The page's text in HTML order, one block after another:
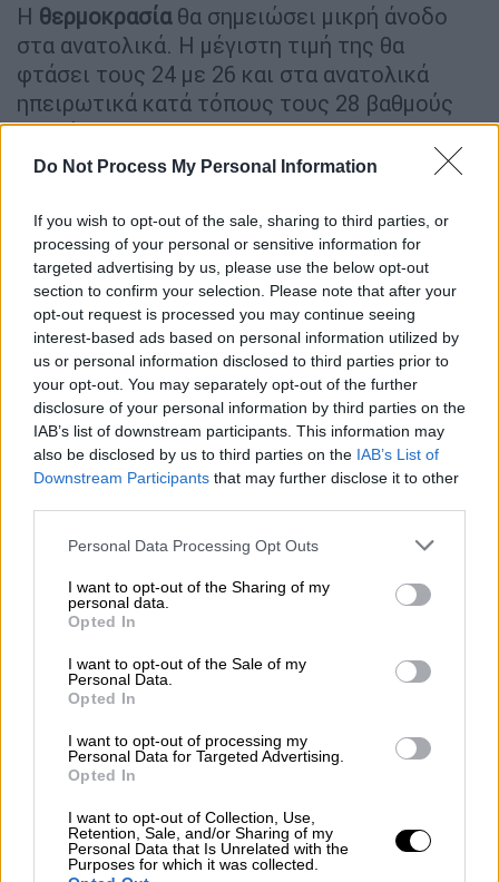
Do Not Process My Personal Information
If you wish to opt-out of the sale, sharing to third parties, or
processing of your personal or sensitive information for
targeted advertising by us, please use the below opt-out
section to confirm your selection. Please note that after your
opt-out request is processed you may continue seeing
interest-based ads based on personal information utilized by
us or personal information disclosed to third parties prior to
your opt-out. You may separately opt-out of the further
disclosure of your personal information by third parties on the
IAB’s list of downstream participants. This information may
also be disclosed by us to third parties on the IAB’s List of
Downstream Participants that may further disclose it to other
Please note that this website/app uses one or more Google
not limited to your visit or usage behaviour. You may click to
grant or deny consent to Google and its third-party tags to
use your data for below specified purposes in below Google
consent section.
Personal Data Processing Opt Outs
I want to opt-out of the Sharing of my
personal data.
Opted In
I want to opt-out of the Sale of my
Personal Data.
Opted In
I want to opt-out of processing my
Personal Data for Targeted Advertising.
Opted In
I want to opt-out of Collection, Use,
Retention, Sale, and/or Sharing of my
Personal Data that Is Unrelated with the
Purposes for which it was collected.
Η θερμοκρασίαθα σημειώσει μικρή άνοδο
στα ανατολικά. Η μέγιστη τιμή της θα
φτάσει τους 24 με 26 και στα ανατολικά
ηπειρωτικά κατά τόπους τους 28 βαθμούς
Κελσίου.
Αναλυτικότερα η πρόγνωσηαπό την ΕΜΥ:
ΑΤΤΙΚΗ
Καιρός: Γενικά αίθριος, με παροδικές αραιές
νεφώσεις.
Ανεμοι: Από δυτικές διευθύνσεις 3 με 4
μποφόρ και πρόσκαιρα το απόγευμα νότιοι
με την ίδια ένταση.
Θερμοκρασία: Από 11 έως 27 βαθμούς
Κελσίου.
ΘΕΣΣΑΛΟΝΙΚΗ
Καιρός: Γενικά αίθριος, με λίγες πρόσκαιρες
Ανεμοι: Μεταβλητοί 2 με 4 μποφόρ.
Θερμοκρασία: Από 10 έως 25 βαθμούς
Κελσίου.
ΜΑΚΕΔΟΝΙΑ, ΘΡΑΚΗ
Καιρός: Γενικά αίθριος, με πρόσκαιρες
όμβρων στα ορεινά τις μεσημβρινές και
απογευματινές ώρες.
Ανεμοι: Μεταβλητοί 3 με 4 μποφόρ, τις
μεσημβρινές και απογευματινές ώρες νότιοι
νοτιοδυτικοί με την ίδια ένταση.